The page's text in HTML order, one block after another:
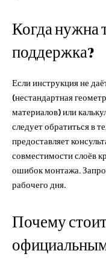
Когда нужна
поддержка?
Если инструкция не
(нестандартная
материалов) или
следует обратиться в
предоставляет
совместимости слоёв
ошибок монтажа.
рабочего дня.
Почему